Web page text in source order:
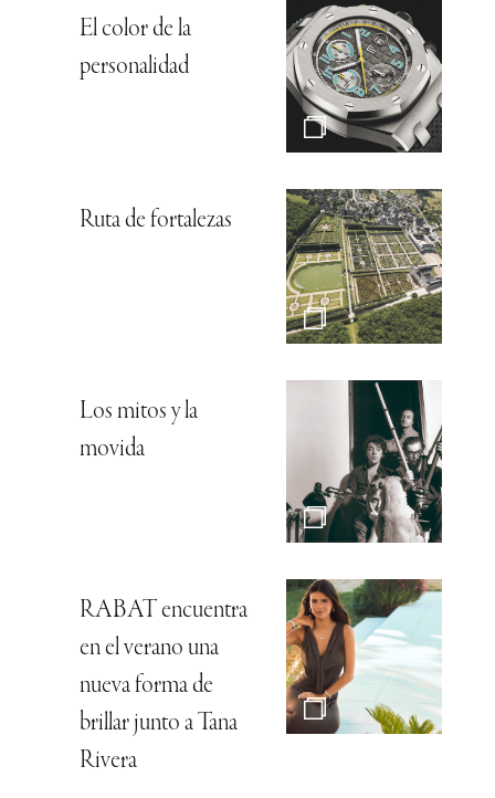
El color de la
personalidad
Ruta de fortalezas
Los mitos y la
movida
RABAT encuentra
en el verano una
nueva forma de
brillar junto a Tana
Rivera